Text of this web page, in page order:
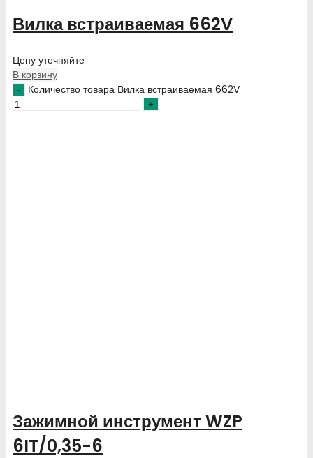
Вилка встраиваемая 662V
Цену уточняйте
В корзину
Количество товара Вилка встраиваемая 662V
Зажимной инструмент WZP
6IT/0,35-6